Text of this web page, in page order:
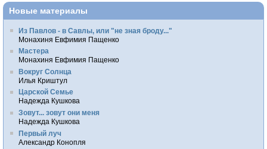
Новые материалы
Из Павлов - в Савлы, или "не зная броду..."
Монахиня Евфимия Пащенко
Мастера
Монахиня Евфимия Пащенко
Вокруг Солнца
Илья Криштул
Царской Семье
Надежда Кушкова
Зовут... зовут они меня
Надежда Кушкова
Первый луч
Александр Конопля